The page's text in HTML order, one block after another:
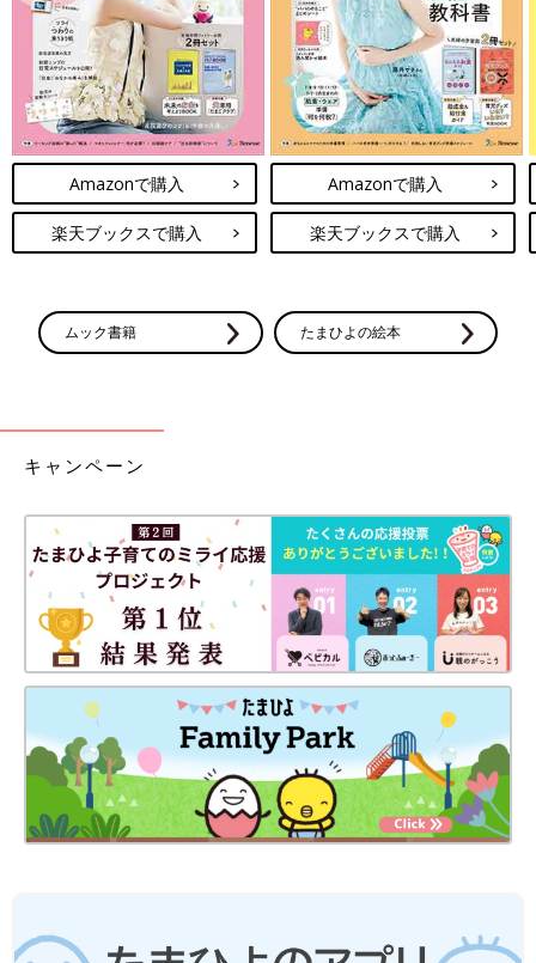
Amazonで購入
楽天ブックスで購入
Amazonで購入
楽天ブックスで購入
ムック書籍 たまひよの絵本
キャンペーン